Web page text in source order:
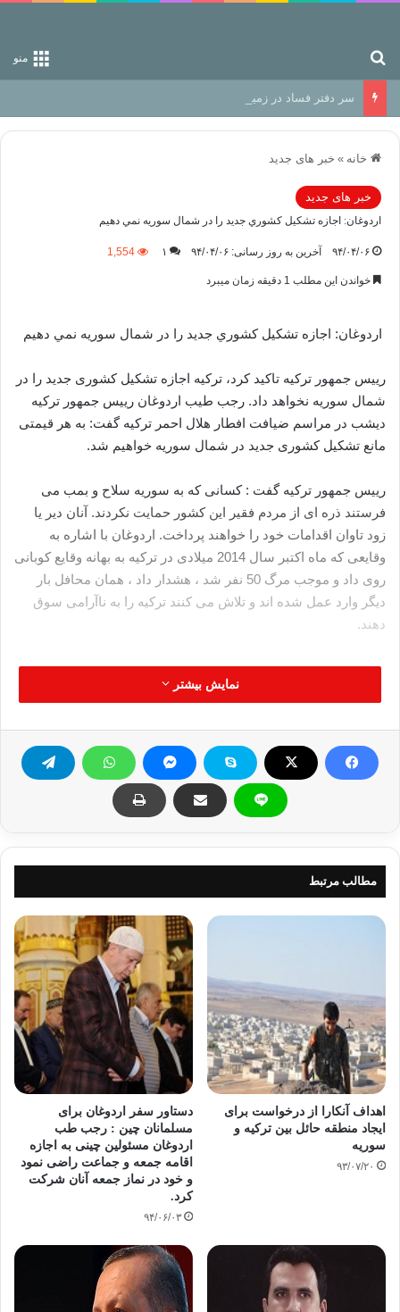
منو
سر دفتر فساد در زمین‌، دوری وکناره‌گیری از راه خداست‌!
خانه » خبر های جدید
خبر های جدید
اردوغان: اجازه تشکيل کشوري جديد را در شمال سوريه نمي دهيم
۹۴/۰۴/۰۶ آخرین به روز رسانی: ۹۴/۰۴/۰۶ ۱ 1,554
خواندن این مطلب 1 دقیقه زمان میبرد
اردوغان: اجازه تشکيل کشوري جديد را در شمال سوريه نمي دهيم
رییس جمهور ترکیه تاکید کرد، ترکیه اجازه تشکیل کشوری جدید را در
شمال سوریه نخواهد داد. رجب طیب اردوغان رییس جمهور ترکیه
دیشب در مراسم ضیافت افطار هلال احمر ترکیه گفت: به هر قیمتی
مانع تشکیل کشوری جدید در شمال سوریه خواهیم شد.
رییس جمهور ترکیه گفت : کسانی که به سوریه سلاح و بمب می
فرستند ذره ای از مردم فقیر این کشور حمایت نکردند. آنان دیر یا
زود تاوان اقدامات خود را خواهند پرداخت. اردوغان با اشاره به
وقایعی که ماه اکتبر سال 2014 میلادی در ترکیه به بهانه وقایع کوبانی
روی داد و موجب مرگ 50 نفر شد ، هشدار داد ،‌ همان محافل بار
دیگر وارد عمل شده اند و تلاش می کنند ترکیه را به ناآرامی سوق
دهند.
وی افزود : کسانی که که بی شرمانه ترکیه را به حمایت از تروریسم
متهم می کنند ،‌ اگر حیثیت و شرافت داشتند ،‌ ترکیه را که با آغوش
تروریسم متهم نمی کردند.
رییس جمهور ترکیه گفت:‌ ما از مبارزه آزادیخواهانه در سوریه بی
تردید حمایت می کنیم و دیدگاه مثبتی درباره حرکت های
اردوغان تاکید کرد ، ترکیه اجازه تغییر بافت قومی را در منطقه
نخواهد داد و به وظایفی که برای برقراری فوری آرامش در عراق و
سوریه دارد ، عمل خواهد کرد.
اردوغان سوریه
کپی آدرس
نمایش بیشتر
مطالب مرتبط
اهداف آنکارا از درخواست برای
ایجاد منطقه حائل بین ترکیه و
سوریه
۹۳/۰۷/۲۰
دستاور سفر اردوغان برای
مسلمانان چین : رجب طب
اردوغان مسئولین چینی به اجازه
اقامه جمعه و جماعت راضی نمود
و خود در نماز جمعه آنان شرکت
کرد.
۹۴/۰۶/۰۳